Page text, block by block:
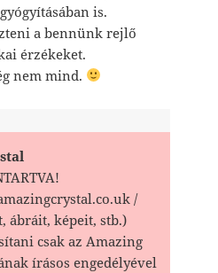
is.
a bennünk rejlő
érzékeket.
nem mind.
/
ábráit, képeit, stb.)
csak az Amazing
írásos engedélyével